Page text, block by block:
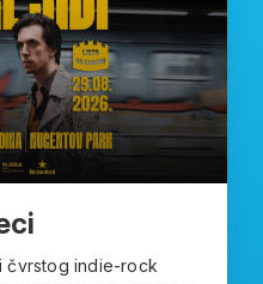
čvrstog indie-rock